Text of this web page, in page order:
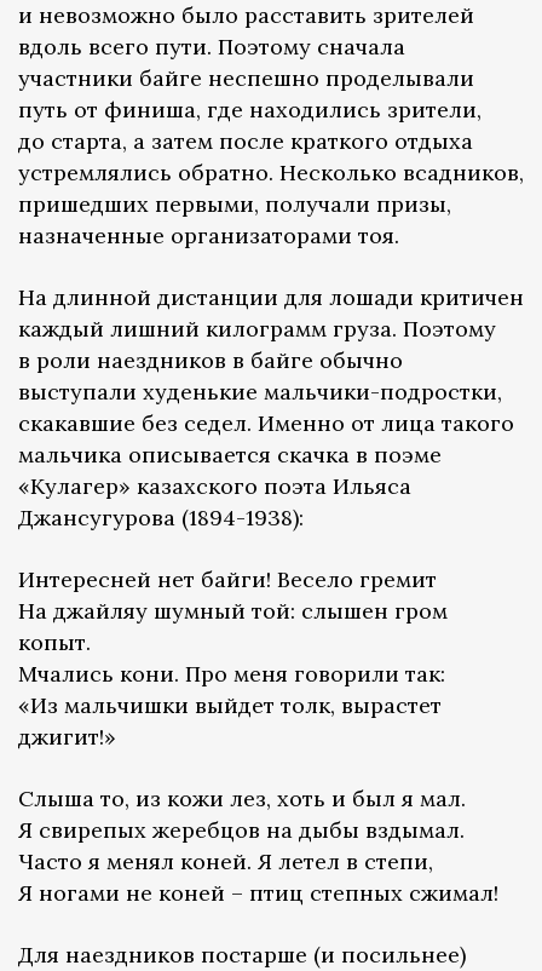
и невозможно было расставить зрителей
вдоль всего пути. Поэтому сначала
участники байге неспешно проделывали
путь от финиша, где находились зрители,
до старта, а затем после краткого отдыха
устремлялись обратно. Несколько всадников,
пришедших первыми, получали призы,
назначенные организаторами тоя.
На длинной дистанции для лошади критичен
каждый лишний килограмм груза. Поэтому
в роли наездников в байге обычно
выступали худенькие мальчики-подростки,
скакавшие без седел. Именно от лица такого
мальчика описывается скачка в поэме
«Кулагер» казахского поэта Ильяса
Джансугурова (1894-1938):
Интересней нет байги! Весело гремит
На джайляу шумный той: слышен гром
копыт.
Мчались кони. Про меня говорили так:
«Из мальчишки выйдет толк, вырастет
джигит!»
Слыша то, из кожи лез, хоть и был я мал.
Я свирепых жеребцов на дыбы вздымал.
Часто я менял коней. Я летел в степи,
Я ногами не коней – птиц степных сжимал!
Для наездников постарше (и посильнее)